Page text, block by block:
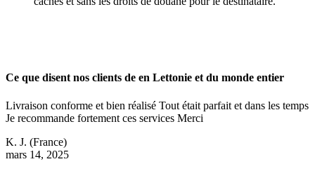
Ce que disent nos clients de en Lettonie et du monde entier
Livraison conforme et bien réalisé Tout était parfait et dans les temps
Je recommande fortement ces services Merci
K. J. (France)
mars 14, 2025